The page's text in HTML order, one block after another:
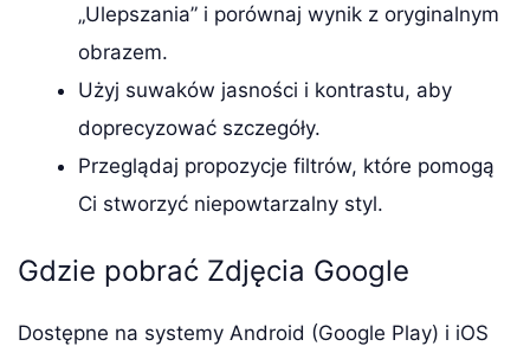
„Ulepszania” i porównaj wynik z oryginalnym
obrazem.
Użyj suwaków jasności i kontrastu, aby
doprecyzować szczegóły.
Przeglądaj propozycje filtrów, które pomogą
Ci stworzyć niepowtarzalny styl.
Gdzie pobrać Zdjęcia Google
Dostępne na systemy Android (Google Play) i iOS